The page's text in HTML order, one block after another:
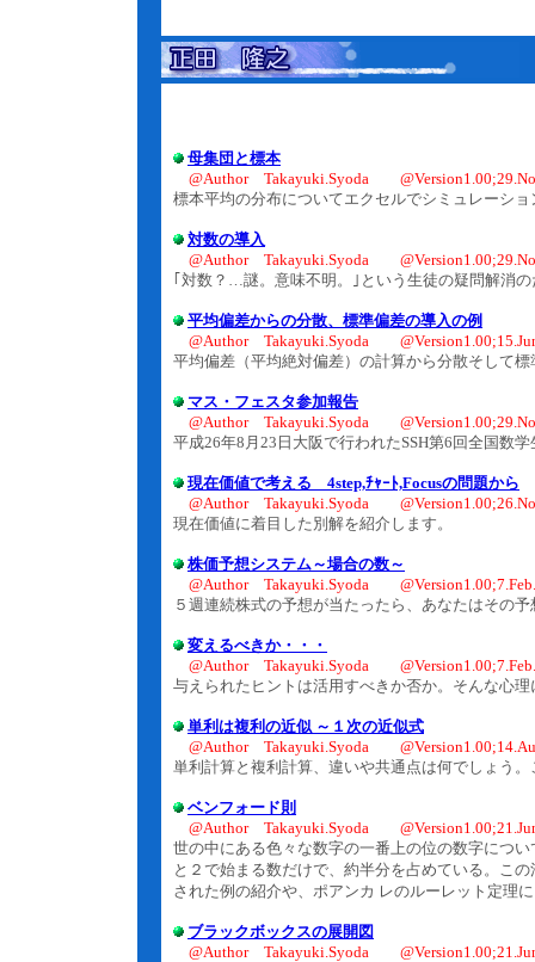
母集団と標本
@Author Takayuki.Syoda
標本平均の分布についてエクセルでシミュレーシ
対数の導入
@Author Takayuki.Syoda
｢対数？…謎。意味不明。｣という生徒の疑問解消
平均偏差からの分散、標準偏差の導入の例
@Author Takayuki.Syoda
平均偏差（平均絶対偏差）の計算から分散そして
マス・フェスタ参加報告
@Author Takayuki.Syoda
平成26年8月23日大阪で行われたSSH第6回全国数
現在価値で考える 4step,ﾁｬｰﾄ,Focusの問題から
@Author Takayuki.Syoda
現在価値に着目した別解を紹介します。
株価予想システム～場合の数～
@Author Takayuki.Syoda
５週連続株式の予想が当たったら、あなたはその
変えるべきか・・・
@Author Takayuki.Syoda
与えられたヒントは活用すべきか否か。そんな心
単利は複利の近似 ～１次の近似式
@Author Takayuki.Syoda
単利計算と複利計算、違いや共通点は何でしょう
ベンフォード則
@Author Takayuki.Syoda
世の中にある色々な数字の一番上の位の数字につ
と２で始まる数だけで、約半分を占めている。こ
された例の紹介や、ポアンカ レのルーレット定理
ブラックボックスの展開図
@Author Takayuki.Syoda